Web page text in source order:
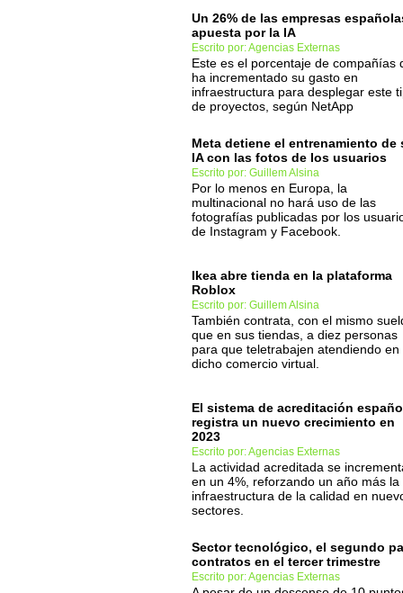
Un 26% de las empresas
apuesta por la IA
Escrito por: Agencias Externas
Este es el porcentaje de compañías
ha incrementado su gasto en
infraestructura para desplegar este
de proyectos, según NetApp
Meta detiene el entrenamiento de
IA con las fotos de los usuarios
Escrito por: Guillem Alsina
Por lo menos en Europa, la
multinacional no hará uso de las
fotografías publicadas por los
de Instagram y Facebook.
Ikea abre tienda en la plataforma
Roblox
Escrito por: Guillem Alsina
También contrata, con el mismo
que en sus tiendas, a diez personas
para que teletrabajen atendiendo en
dicho comercio virtual.
El sistema de acreditación
registra un nuevo crecimiento en
2023
Escrito por: Agencias Externas
La actividad acreditada se
en un 4%, reforzando un año más la
infraestructura de la calidad en
sectores.
Sector tecnológico, el segundo
contratos en el tercer trimestre
Escrito por: Agencias Externas